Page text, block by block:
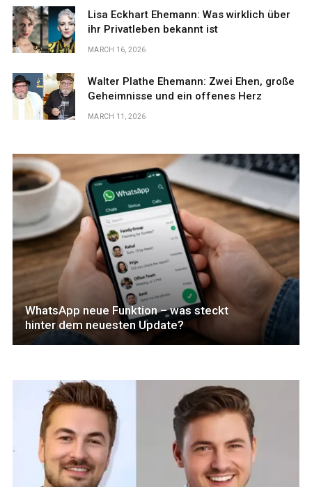
Lisa Eckhart Ehemann: Was wirklich über
ihr Privatleben bekannt ist
MARCH 16, 2026
Walter Plathe Ehemann: Zwei Ehen, große
Geheimnisse und ein offenes Herz
MARCH 11, 2026
WhatsApp neue Funktion – was steckt
hinter dem neuesten Update?